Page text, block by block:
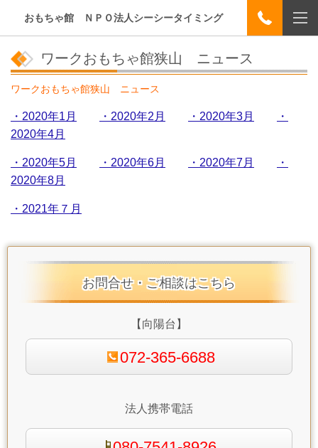
おもちゃ館 ＮＰＯ法人シーシータイミング
ワークおもちゃ館狭山 ニュース
ワークおもちゃ館狭山 ニュース
・2020年1月 ・2020年2月 ・2020年3月
・
2020年4月
・2020年5月 ・2020年6月 ・2020年7月
・
2020年8月
・2021年７月
お問合せ・ご相談はこちら
【向陽台】
072-365-6688
法人携帯電話